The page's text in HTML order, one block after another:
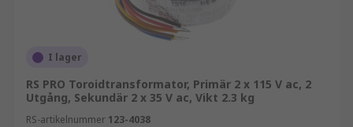
I lager
RS PRO Toroidtransformator, Primär 2 x 115 V ac, 2
Utgång, Sekundär 2 x 35 V ac, Vikt 2.3 kg
RS-artikelnummer 123-4038